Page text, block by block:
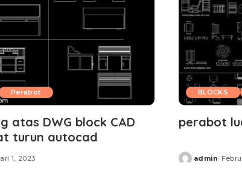
Perabot
atas DWG block CAD
turun autocad
1, 2023
BLOCKS
perabot
Posted
admin